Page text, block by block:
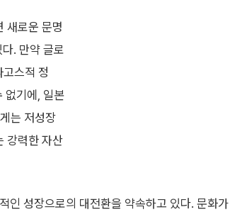
새로운 문명
. 만약 글로
스적 정
없기에, 일본
는 저성장
강력한 자산
인 성장으로의 대전환을 약속하고 있다. 문화가